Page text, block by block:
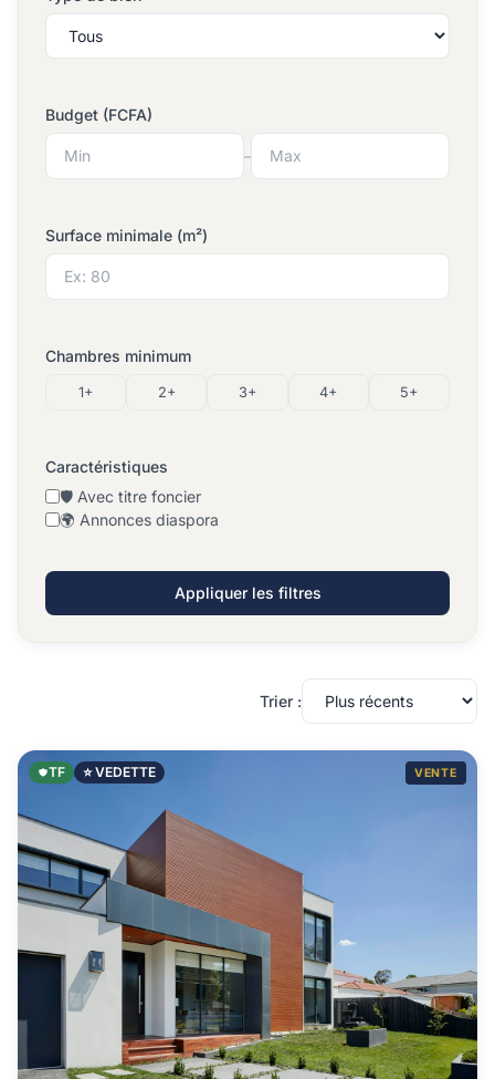
Budget (FCFA)
–
Surface minimale (m²)
Chambres minimum
1+ 2+ 3+ 4+ 5+
Caractéristiques
🛡️ Avec titre foncier
🌍 Annonces diaspora
Appliquer les filtres
Trier :
TF ⭐ VEDETTE VENTE